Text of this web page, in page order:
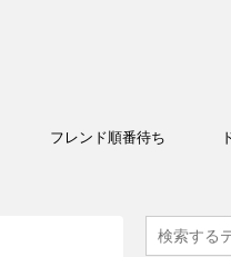
フレンド順番待ち